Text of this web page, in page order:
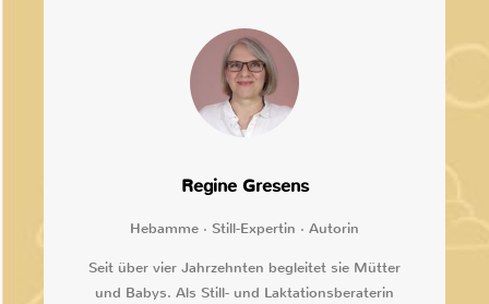
Regine Gresens
Hebamme · Still-Expertin · Autorin
Seit über vier Jahrzehnten begleitet sie Mütter
und Babys. Als Still- und Laktationsberaterin